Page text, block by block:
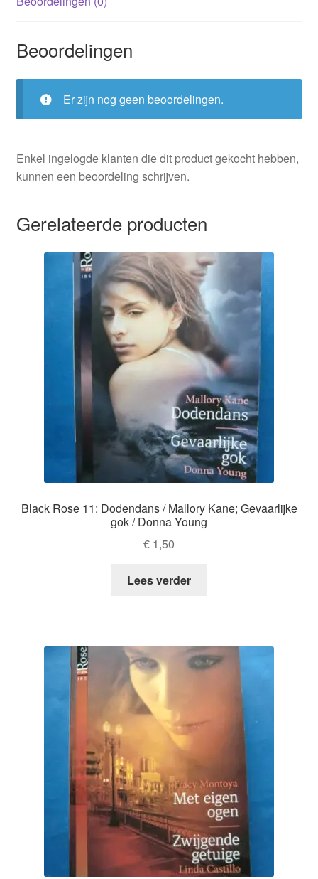
Beoordelingen
Er zijn nog geen beoordelingen.
Enkel ingelogde klanten die dit product gekocht hebben,
kunnen een beoordeling schrijven.
Gerelateerde producten
Black Rose 11: Dodendans / Mallory Kane; Gevaarlijke
gok / Donna Young
€ 1,50
Lees verder